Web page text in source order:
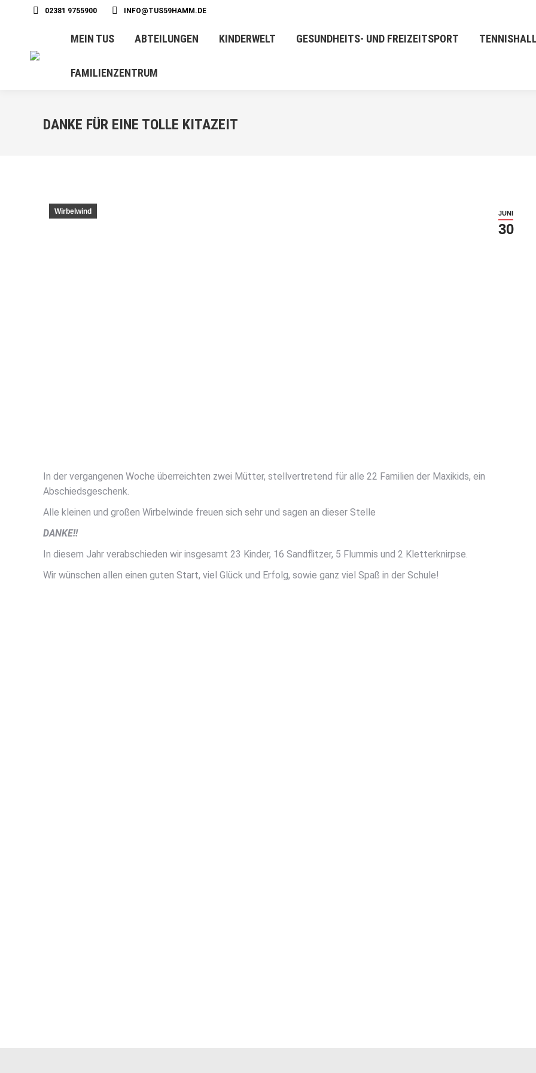
02381 9755900 INFO@TUS59HAMM.DE
MEIN TUS ABTEILUNGEN KINDERWELT GESUNDHEITS- UND FREIZEITSPORT
FAMILIENZENTRUM
DANKE FÜR EINE TOLLE KITAZEIT
JUNI
30
Wirbelwind
In der vergangenen Woche überreichten zwei Mütter, stellvertretend für alle 22 Familien der Maxikids, ein
Abschiedsgeschenk.
Alle kleinen und großen Wirbelwinde freuen sich sehr und sagen an dieser Stelle
DANKE!!
In diesem Jahr verabschieden wir insgesamt 23 Kinder, 16 Sandflitzer, 5 Flummis und 2 Kletterknirpse.
Wir wünschen allen einen guten Start, viel Glück und Erfolg, sowie ganz viel Spaß in der Schule!